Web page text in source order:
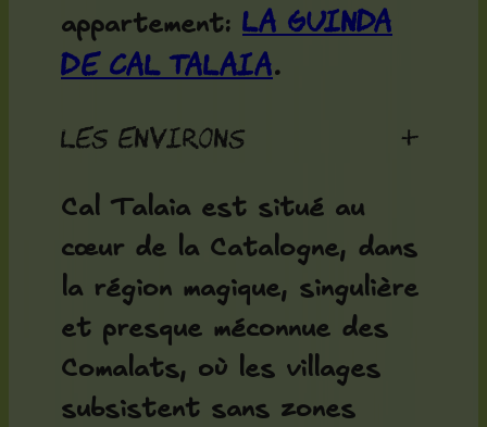
appartement: La Guinda
de Cal Talaia.
Les environs +
Cal Talaia est situé au
cœur de la Catalogne, dans
la région magique, singulière
et presque méconnue des
Comalats, où les villages
subsistent sans zones